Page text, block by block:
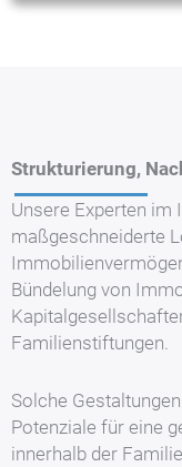
Strukturierung,
Unsere Experten im
maßgeschneiderte
Bündelung von
Familienstiftungen.
Solche
Potenziale für eine
innerhalb der